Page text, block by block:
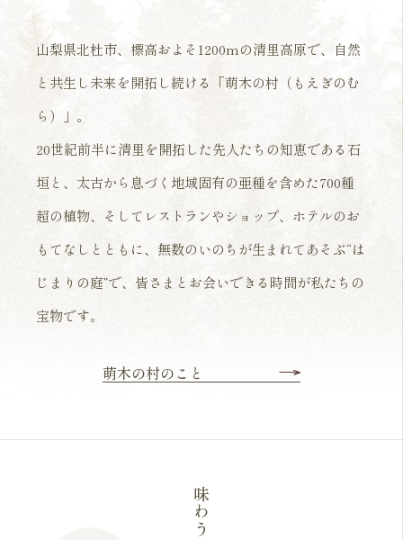
山梨県北杜市、標高およそ1200mの清里高原で、
自然
と共生し未来を開拓し続ける「萌木の村（もえぎのむ
ら）」。
20世紀前半に清里を開拓した先人たちの知恵である石
垣と、 太古から息づく地域固有の亜種を含めた700種
超の植物、 そしてレストランやショップ、ホテルのお
もてなしとともに、 無数のいのちが生まれてあそぶ“は
じまりの庭”で、 皆さまとお会いできる時間が私たちの
宝物です。
萌木の村のこと
味わう